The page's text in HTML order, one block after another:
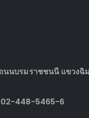
นนบรมราชชนนี แขวงฉิ
448-5465-6